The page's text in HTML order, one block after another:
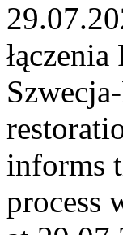
informs
process